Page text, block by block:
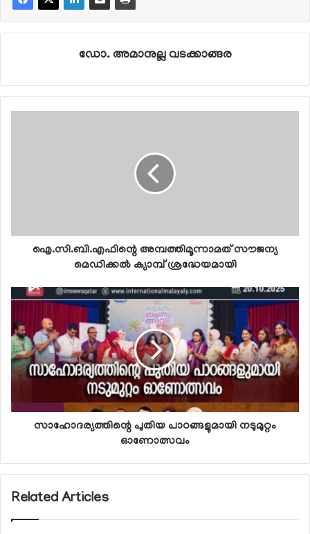
ഡോ. അമാനുല്ല വടക്കാങ്ങര
ഐ.സി.ബി.എഫിന്റെ അമ്പത്തിമൂന്നാമത് സൗജന്യ
മെഡിക്കല്‍ ക്യാമ്പ് ശ്രദ്ധേയമായി
സാഹോദര്യത്തിന്റെ പുതിയ പാഠങ്ങളുമായി നടുമുറ്റം
ഓണോത്സവം
Related Articles